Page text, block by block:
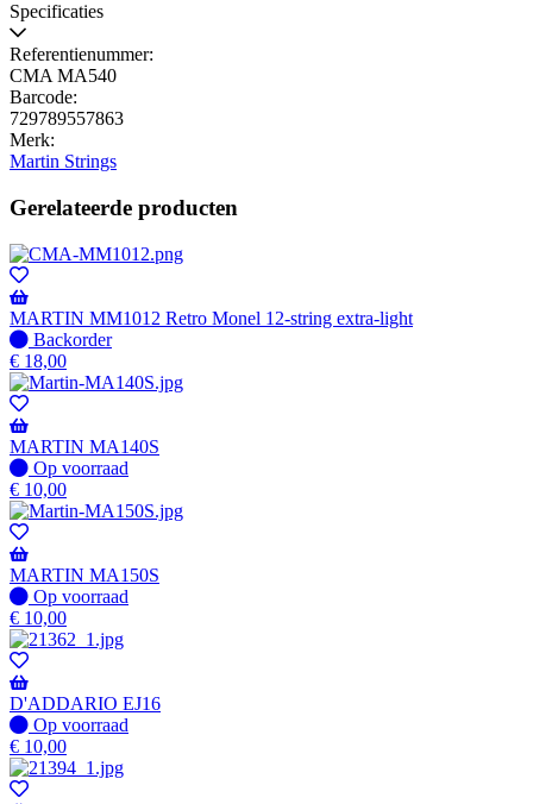
Specificaties
Referentienummer:
CMA MA540
Barcode:
729789557863
Merk:
Martin Strings
Gerelateerde producten
MARTIN MM1012 Retro Monel 12-string extra-light
Niet
op
voorraad
-
Wordt
verzonden
wanneer
beschikbaar
Backorder
€ 18,00
MARTIN MA140S
Op
voorraad
Op voorraad
€ 10,00
MARTIN MA150S
Op
voorraad
Op voorraad
€ 10,00
D'ADDARIO EJ16
Op
voorraad
Op voorraad
€ 10,00